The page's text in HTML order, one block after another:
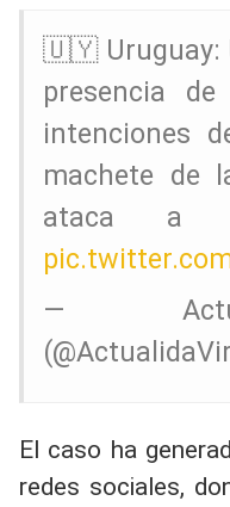
🇺🇾 Uruguay:
presencia
intenciones
machete de
ataca a
—
El caso ha
redes sociales,